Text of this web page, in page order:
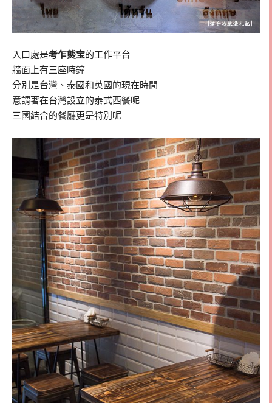
入口處是考乍熋宝的工作平台
牆面上有三座時鐘
分別是台灣、泰國和英國的現在時間
意謂著在台灣設立的泰式西餐呢
三國結合的餐廳更是特別呢